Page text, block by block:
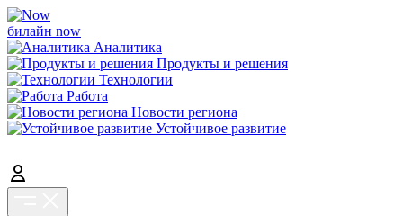
билайн now
Аналитика
Продукты и решения
Технологии
Работа
Новости региона
Устойчивое развитие